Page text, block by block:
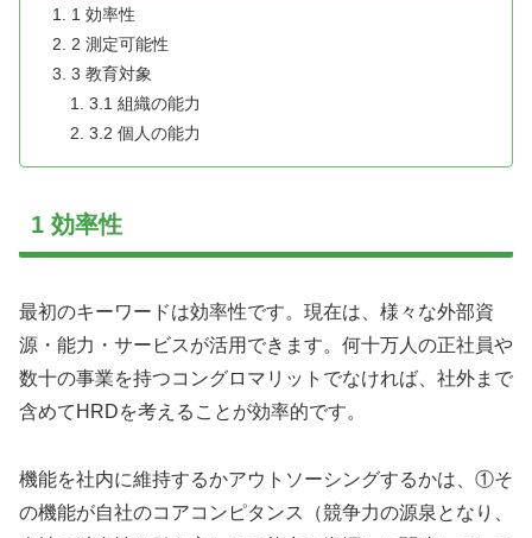
1 効率性
2 測定可能性
3 教育対象
3.1 組織の能力
3.2 個人の能力
1 効率性
最初のキーワードは効率性です。現在は、様々な外部資
源・能力・サービスが活用できます。何十万人の正社員や
数十の事業を持つコングロマリットでなければ、社外まで
含めてHRDを考えることが効率的です。
機能を社内に維持するかアウトソーシングするかは、①そ
の機能が自社のコアコンピタンス（競争力の源泉となり、